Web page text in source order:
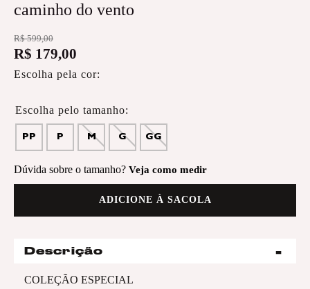
caminho do vento
R$ 599,00
R$ 179,00
Escolha pela cor:
PP P M G GG
Dúvida sobre o tamanho? Veja como medir
ADICIONE À SACOLA
Descrição
COLEÇÃO ESPECIAL